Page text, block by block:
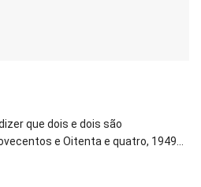
que dois e dois são
e Oitenta e quatro, 1949...